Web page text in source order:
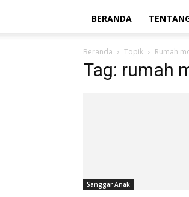
BERANDA
Beranda Topik Rumah
Tag: rumah
Sanggar Anak